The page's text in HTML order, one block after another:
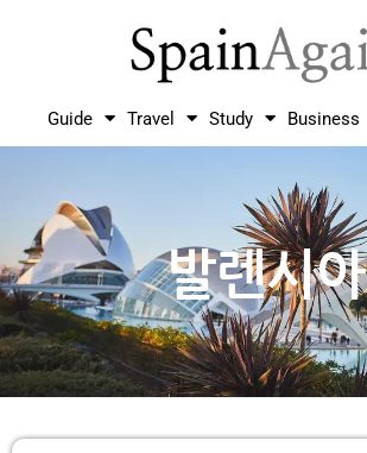
Guide Travel Study Business
발렌시아